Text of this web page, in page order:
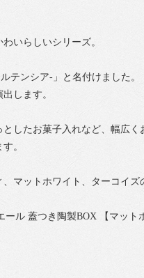
いらしいシリーズ。
テンシア-」と名付けました。
します。
したお菓子入れなど、幅広く
。
マットホワイト、ターコイズ
ル 蓋つき陶製BOX 【マット